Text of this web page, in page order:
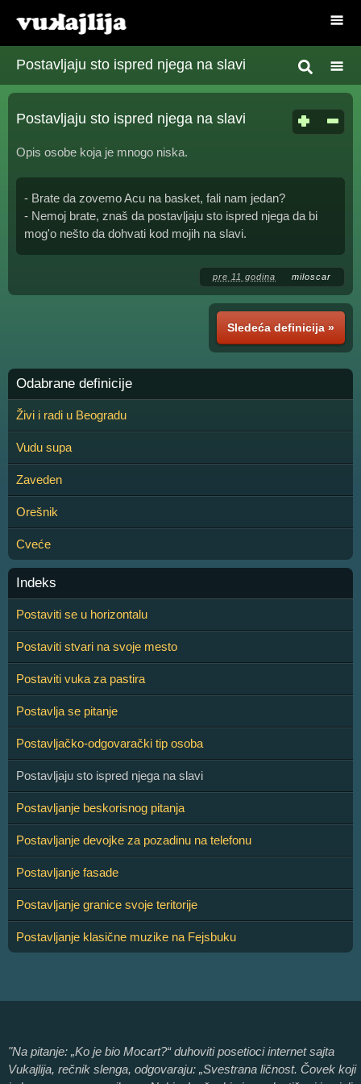
Postavljaju sto ispred njega na slavi
Postavljaju sto ispred njega na slavi
Opis osobe koja je mnogo niska.
- Brate da zovemo Acu na basket, fali nam jedan?
- Nemoj brate, znaš da postavljaju sto ispred njega da bi
mog'o nešto da dohvati kod mojih na slavi.
pre 11 godina miloscar
Sledeća definicija »
Odabrane definicije
Živi i radi u Beogradu
Vudu supa
Zaveden
Orešnik
Cveće
Indeks
Postaviti se u horizontalu
Postaviti stvari na svoje mesto
Postaviti vuka za pastira
Postavlja se pitanje
Postavljačko-odgovarački tip osoba
Postavljaju sto ispred njega na slavi
Postavljanje beskorisnog pitanja
Postavljanje devojke za pozadinu na telefonu
Postavljanje fasade
Postavljanje granice svoje teritorije
Postavljanje klasične muzike na Fejsbuku
"Na pitanje: „Ko je bio Mocart?“ duhoviti posetioci internet sajta
Vukajlija, rečnik slenga, odgovaraju: „Svestrana ličnost. Čovek koji